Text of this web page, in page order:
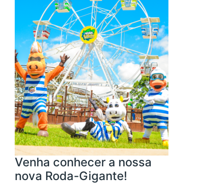
Venha conhecer a nossa
nova Roda-Gigante!